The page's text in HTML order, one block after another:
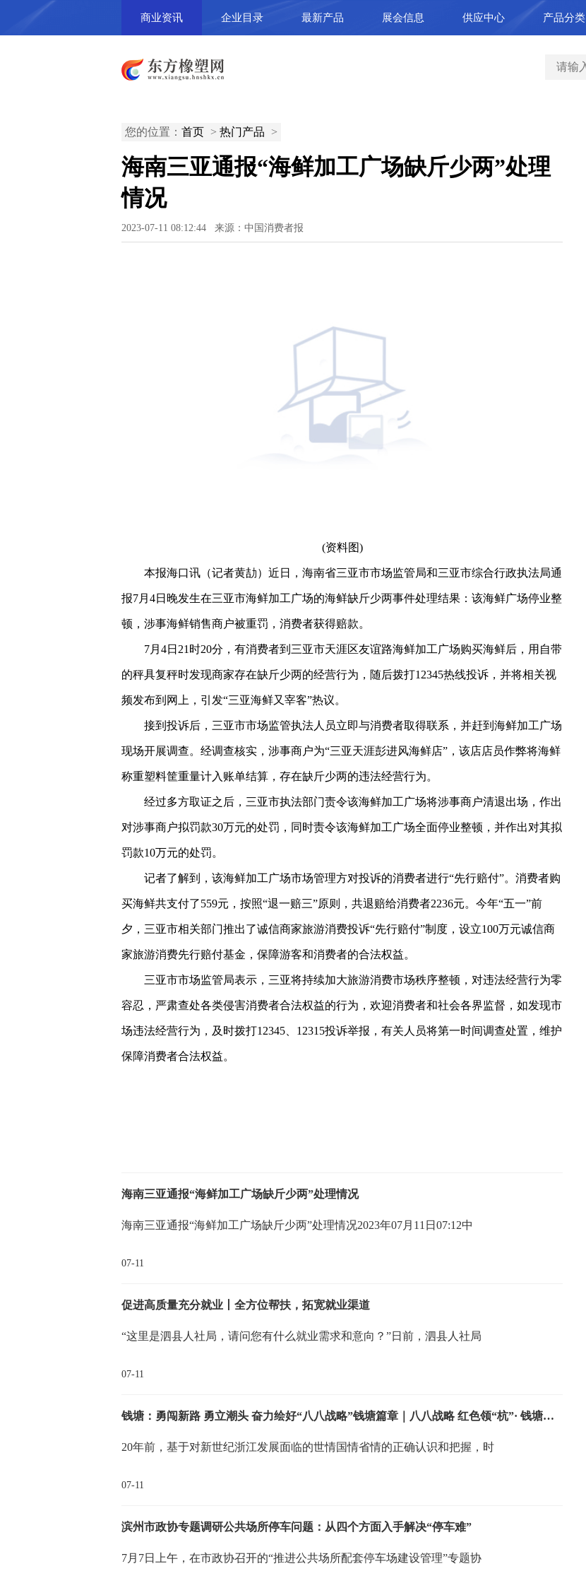
商业资讯 企业目录 最新产品 展会信息 供应中心 产品分类
您的位置： 首页 > 热门产品 >
海南三亚通报“海鲜加工广场缺斤少两”处理
情况
2023-07-11 08:12:44 来源：中国消费者报
(资料图)
本报海口讯（记者黄劼）近日，海南省三亚市市场监管局和三亚市综合行政执法局通
报7月4日晚发生在三亚市海鲜加工广场的海鲜缺斤少两事件处理结果：该海鲜广场停业整
顿，涉事海鲜销售商户被重罚，消费者获得赔款。
7月4日21时20分，有消费者到三亚市天涯区友谊路海鲜加工广场购买海鲜后，用自带
的秤具复秤时发现商家存在缺斤少两的经营行为，随后拨打12345热线投诉，并将相关视
频发布到网上，引发“三亚海鲜又宰客”热议。
接到投诉后，三亚市市场监管执法人员立即与消费者取得联系，并赶到海鲜加工广场
现场开展调查。经调查核实，涉事商户为“三亚天涯彭进风海鲜店”，该店店员作弊将海鲜
称重塑料筐重量计入账单结算，存在缺斤少两的违法经营行为。
经过多方取证之后，三亚市执法部门责令该海鲜加工广场将涉事商户清退出场，作出
对涉事商户拟罚款30万元的处罚，同时责令该海鲜加工广场全面停业整顿，并作出对其拟
罚款10万元的处罚。
记者了解到，该海鲜加工广场市场管理方对投诉的消费者进行“先行赔付”。消费者购
买海鲜共支付了559元，按照“退一赔三”原则，共退赔给消费者2236元。今年“五一”前
夕，三亚市相关部门推出了诚信商家旅游消费投诉“先行赔付”制度，设立100万元诚信商
家旅游消费先行赔付基金，保障游客和消费者的合法权益。
三亚市市场监管局表示，三亚将持续加大旅游消费市场秩序整顿，对违法经营行为零
容忍，严肃查处各类侵害消费者合法权益的行为，欢迎消费者和社会各界监督，如发现市
场违法经营行为，及时拨打12345、12315投诉举报，有关人员将第一时间调查处置，维护
保障消费者合法权益。
海南三亚通报“海鲜加工广场缺斤少两”处理情况
海南三亚通报“海鲜加工广场缺斤少两”处理情况2023年07月11日07:12中
07-11
促进高质量充分就业丨全方位帮扶，拓宽就业渠道
“这里是泗县人社局，请问您有什么就业需求和意向？”日前，泗县人社局
07-11
钱塘：勇闯新路 勇立潮头 奋力绘好“八八战略”钱塘篇章｜八八战略 红色领“杭”· 钱塘实践②
20年前，基于对新世纪浙江发展面临的世情国情省情的正确认识和把握，时
07-11
滨州市政协专题调研公共场所停车问题：从四个方面入手解决“停车难”
7月7日上午，在市政协召开的“推进公共场所配套停车场建设管理”专题协